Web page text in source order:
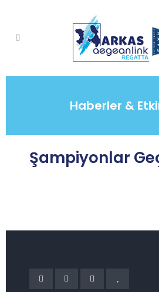
Haberler &
Şampiyonlar